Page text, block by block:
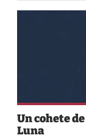
Un cohete
Luna